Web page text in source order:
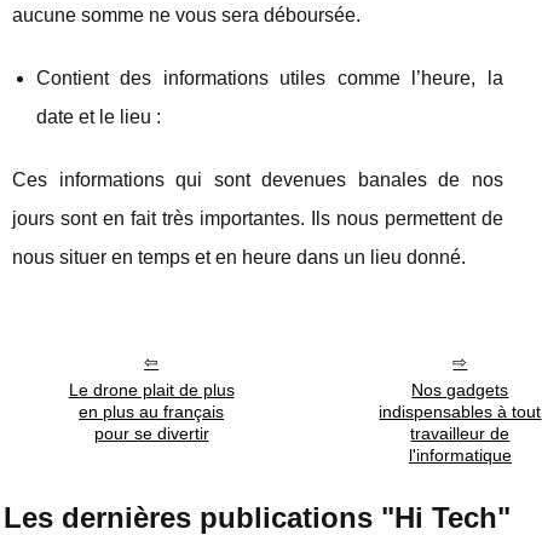
aucune somme ne vous sera déboursée.
Contient des informations utiles comme l’heure, la
date et le lieu :
Ces informations qui sont devenues banales de nos
jours sont en fait très importantes. Ils nous permettent de
nous situer en temps et en heure dans un lieu donné.
Le drone plait de plus
en plus au français
pour se divertir
Nos gadgets
indispensables à tout
travailleur de
l'informatique
Les dernières publications "Hi Tech"